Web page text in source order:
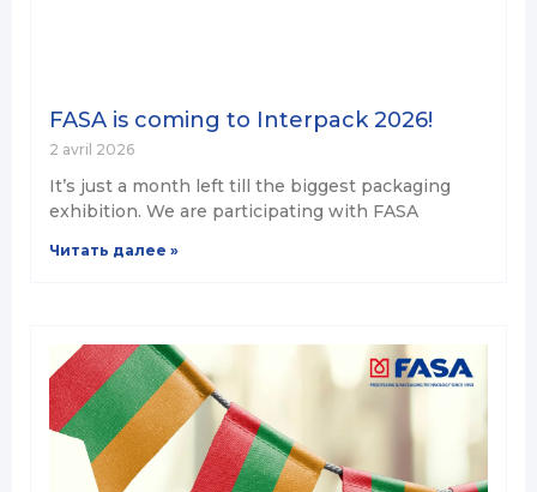
FASA is coming to Interpack 2026!
2 avril 2026
It’s just a month left till the biggest packaging
exhibition. We are participating with FASA
Читать далее »